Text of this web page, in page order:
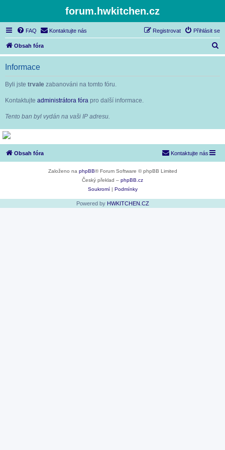
forum.hwkitchen.cz
FAQ Kontaktujte nás Přihlásit se
Registrovat
Obsah fóra
l
Informace
Byli jste trvale zabanováni na tomto fóru.
Kontaktujte administrátora fóra pro další informace.
Tento ban byl vydán na vaši IP adresu.
Obsah fóra Kontaktujte nás
Založeno na phpBB® Forum Software © phpBB Limited
Český překlad – phpBB.cz
Soukromí| Podmínky
Powered by HWKITCHEN.CZ